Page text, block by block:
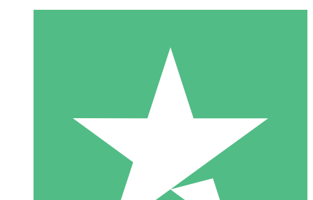
Packs de Crédits Individuels
Payez à l'utilisation avec des crédits de téléchargement. Sans
1 Téléchargement
10 00